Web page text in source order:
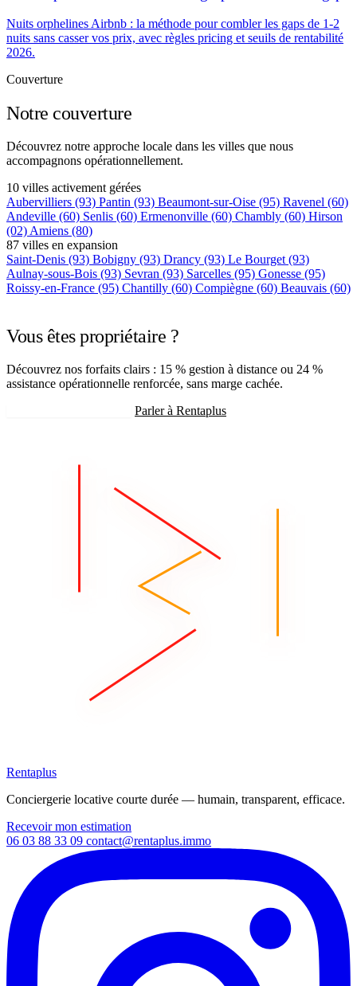
Nuits orphelines Airbnb : la méthode pour combler les gaps de 1-2
nuits sans casser vos prix, avec règles pricing et seuils de rentabilité
2026.
Couverture
Notre couverture
Découvrez notre approche locale dans les villes que nous
accompagnons opérationnellement.
10 villes activement gérées
Aubervilliers (93) Pantin (93) Beaumont-sur-Oise (95) Ravenel (60)
Andeville (60) Senlis (60) Ermenonville (60) Chambly (60) Hirson
(02) Amiens (80)
87 villes en expansion
Saint-Denis (93) Bobigny (93) Drancy (93) Le Bourget (93)
Aulnay-sous-Bois (93) Sevran (93) Sarcelles (95) Gonesse (95)
Roissy-en-France (95) Chantilly (60) Compiègne (60) Beauvais (60)
Vous êtes propriétaire ?
Découvrez nos forfaits clairs : 15 % gestion à distance ou 24 %
assistance opérationnelle renforcée, sans marge cachée.
Parler à Rentaplus
Rentaplus
Conciergerie locative courte durée — humain, transparent, efficace.
Recevoir mon estimation
06 03 88 33 09 contact@rentaplus.immo